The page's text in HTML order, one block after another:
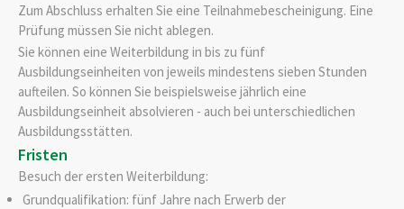
Zum Abschluss erhalten Sie eine Teilnahmebescheinigung. Eine
Prüfung müssen Sie nicht ablegen.
Sie können eine Weiterbildung in bis zu fünf
Ausbildungseinheiten von jeweils mindestens sieben Stunden
aufteilen. So können Sie beispielsweise jährlich eine
Ausbildungseinheit absolvieren - auch bei unterschiedlichen
Ausbildungsstätten.
Fristen
Besuch der ersten Weiterbildung:
Grundqualifikation: fünf Jahre nach Erwerb der